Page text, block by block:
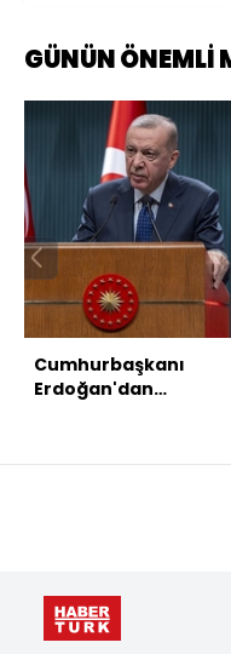
GÜNÜN ÖNEMLİ
Cumhurbaşkanı
Erdoğan'dan